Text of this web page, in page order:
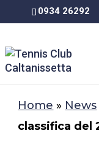
0934 26292
Home » News
classifica del